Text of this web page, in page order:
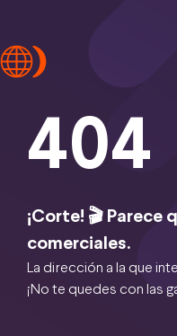
404
¡Corte! 🎬 Parece
comerciales.
La dirección a la que
¡No te quedes con las